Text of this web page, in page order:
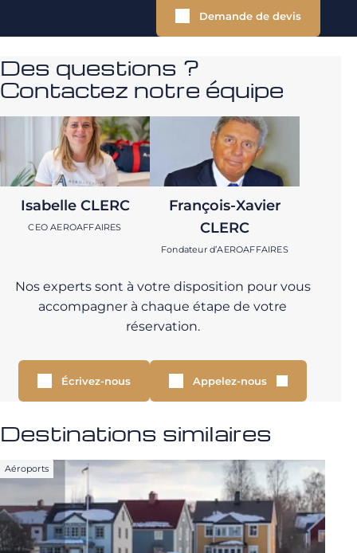
Demande de devis
Des questions ?
Contactez notre équipe
Isabelle CLERC
CEO AEROAFFAIRES
François-Xavier
CLERC
Fondateur d’AEROAFFAIRES
Nos experts sont à votre disposition pour vous
accompagner à chaque étape de votre
réservation.
Écrivez-nous Appelez-nous
Destinations similaires
Aéroports